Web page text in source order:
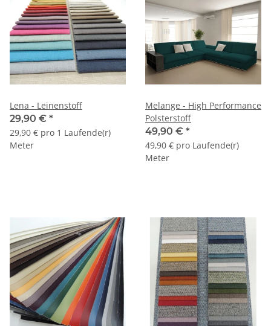
Lena - Leinenstoff
29,90 € *
29,90 € pro 1 Laufende(r)
Meter
Melange - High Performance
Polsterstoff
49,90 € *
49,90 € pro Laufende(r)
Meter